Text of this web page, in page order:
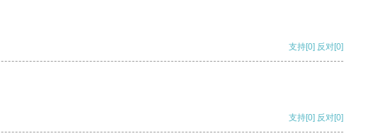
支持[0] 反对[0]
支持[0] 反对[0]